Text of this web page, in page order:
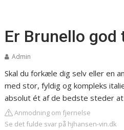
Er Brunello god
Admin
Skal du forkæle dig selv eller en
med stor, fyldig og kompleks
absolut ét af de bedste steder
Anmodning om fjernelse
Se det fulde svar på hjhansen-vin.dk